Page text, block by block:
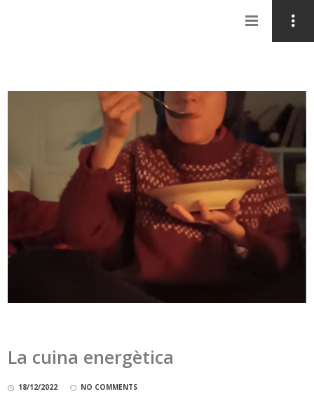
La cuina energètica
18/12/2022 NO COMMENTS